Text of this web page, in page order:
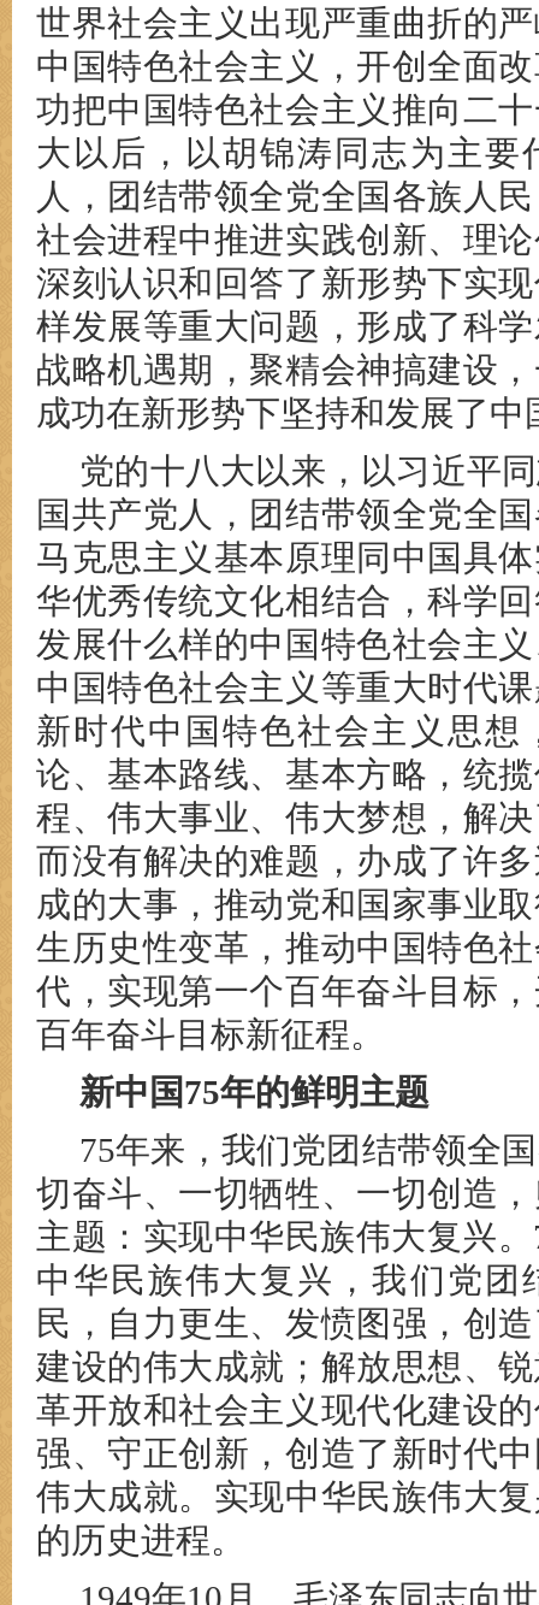
世界社会主义出现严重曲折的
中国特色社会主义，开创全面
功把中国特色社会主义推向二
大以后，以胡锦涛同志为主要
人，团结带领全党全国各族人
社会进程中推进实践创新、理
深刻认识和回答了新形势下实
样发展等重大问题，形成了科
战略机遇期，聚精会神搞建设
成功在新形势下坚持和发展了
党的十八大以来，以习近平
国共产党人，团结带领全党全
马克思主义基本原理同中国具
华优秀传统文化相结合，科学
发展什么样的中国特色社会主
中国特色社会主义等重大时代
新时代中国特色社会主义思想
论、基本路线、基本方略，统
程、伟大事业、伟大梦想，解
而没有解决的难题，办成了许
成的大事，推动党和国家事业
生历史性变革，推动中国特色
代，实现第一个百年奋斗目标
百年奋斗目标新征程。
新中国75年的鲜明主题
75年来，我们党团结带领全
切奋斗、一切牺牲、一切创造
主题：实现中华民族伟大复兴
中华民族伟大复兴，我们党团
民，自力更生、发愤图强，创
建设的伟大成就；解放思想、
革开放和社会主义现代化建设
强、守正创新，创造了新时代
伟大成就。实现中华民族伟大
的历史进程。